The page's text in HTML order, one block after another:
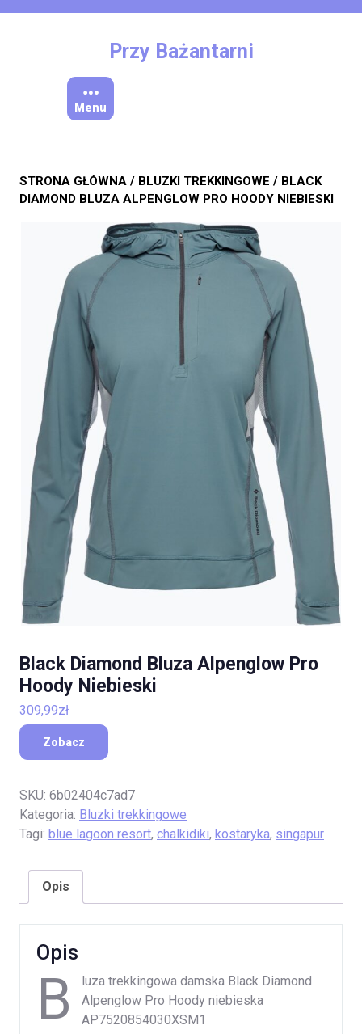
Przy Bażantarni
Menu
STRONA GŁÓWNA / BLUZKI TREKKINGOWE / BLACK
DIAMOND BLUZA ALPENGLOW PRO HOODY NIEBIESKI
Black Diamond Bluza Alpenglow Pro
Hoody Niebieski
309,99zł
Zobacz
SKU: 6b02404c7ad7
Kategoria: Bluzki trekkingowe
Tagi: blue lagoon resort, chalkidiki, kostaryka, singapur
Opis
Opis
B
luza trekkingowa damska Black Diamond
Alpenglow Pro Hoody niebieska
AP7520854030XSM1